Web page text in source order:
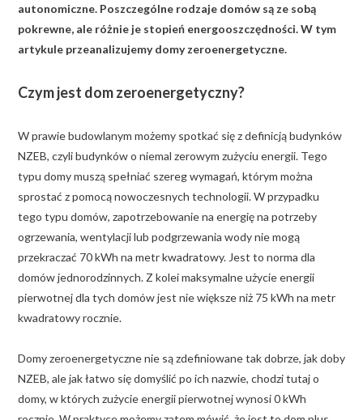
autonomiczne. Poszczególne rodzaje domów są ze sobą
pokrewne, ale różnie je stopień energooszczędności. W tym
artykule przeanalizujemy domy zeroenergetyczne.
Czym jest dom zeroenergetyczny?
W prawie budowlanym możemy spotkać się z definicją budynków
NZEB, czyli budynków o niemal zerowym zużyciu energii. Tego
typu domy muszą spełniać szereg wymagań, którym można
sprostać z pomocą nowoczesnych technologii. W przypadku
tego typu domów, zapotrzebowanie na energię na potrzeby
ogrzewania, wentylacji lub podgrzewania wody nie mogą
przekraczać 70 kWh na metr kwadratowy. Jest to norma dla
domów jednorodzinnych. Z kolei maksymalne użycie energii
pierwotnej dla tych domów jest nie większe niż 75 kWh na metr
kwadratowy rocznie.
Domy zeroenergetyczne nie są zdefiniowane tak dobrze, jak doby
NZEB, ale jak łatwo się domyślić po ich nazwie, chodzi tutaj o
domy, w których zużycie energii pierwotnej wynosi 0 kWh